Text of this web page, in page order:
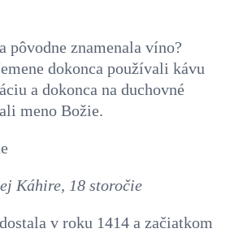
pôvodne znamenala víno?
dokonca používali kávu
a dokonca na duchovné
meno Božie.
Káhire, 18 storočie
v roku 1414 a začiatkom